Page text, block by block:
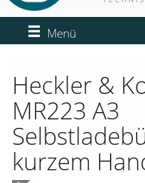
Menü
Heckler &
MR223 A3
kurzem